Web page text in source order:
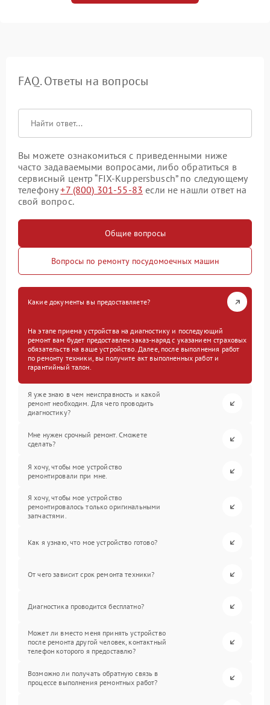
FAQ. Ответы на вопросы
Вы можете ознакомиться с приведенными ниже
часто задаваемыми вопросами, либо обратиться в
сервисный центр “FIX-Kuppersbusch” по следующему
телефону+7 (800) 301-55-83 если не нашли ответ на
свой вопрос.
Общие вопросы
Вопросы по ремонту посудомоечных машин
Какие документы вы предоставляете?
На этапе приема устройства на диагностику и последующий
ремонт вам будет предоставлен заказ-наряд с указанием страховых
обязательств на ваше устройство. Далее, после выполнения работ
по ремонту техники, вы получите акт выполненных работ и
гарантийный талон.
Я уже знаю в чем неисправность и какой
ремонт необходим. Для чего проводить
диагностику?
Мне нужен срочный ремонт. Сможете
сделать?
Я хочу, чтобы мое устройство
ремонтировали при мне.
Я хочу, чтобы мое устройство
ремонтировалось только оригинальными
запчастями.
Как я узнаю, что мое устройство готово?
От чего зависит срок ремонта техники?
Диагностика проводится бесплатно?
Может ли вместо меня принять устройство
после ремонта другой человек, контактный
телефон которого я предоставлю?
Возможно ли получать обратную связь в
процессе выполнения ремонтных работ?